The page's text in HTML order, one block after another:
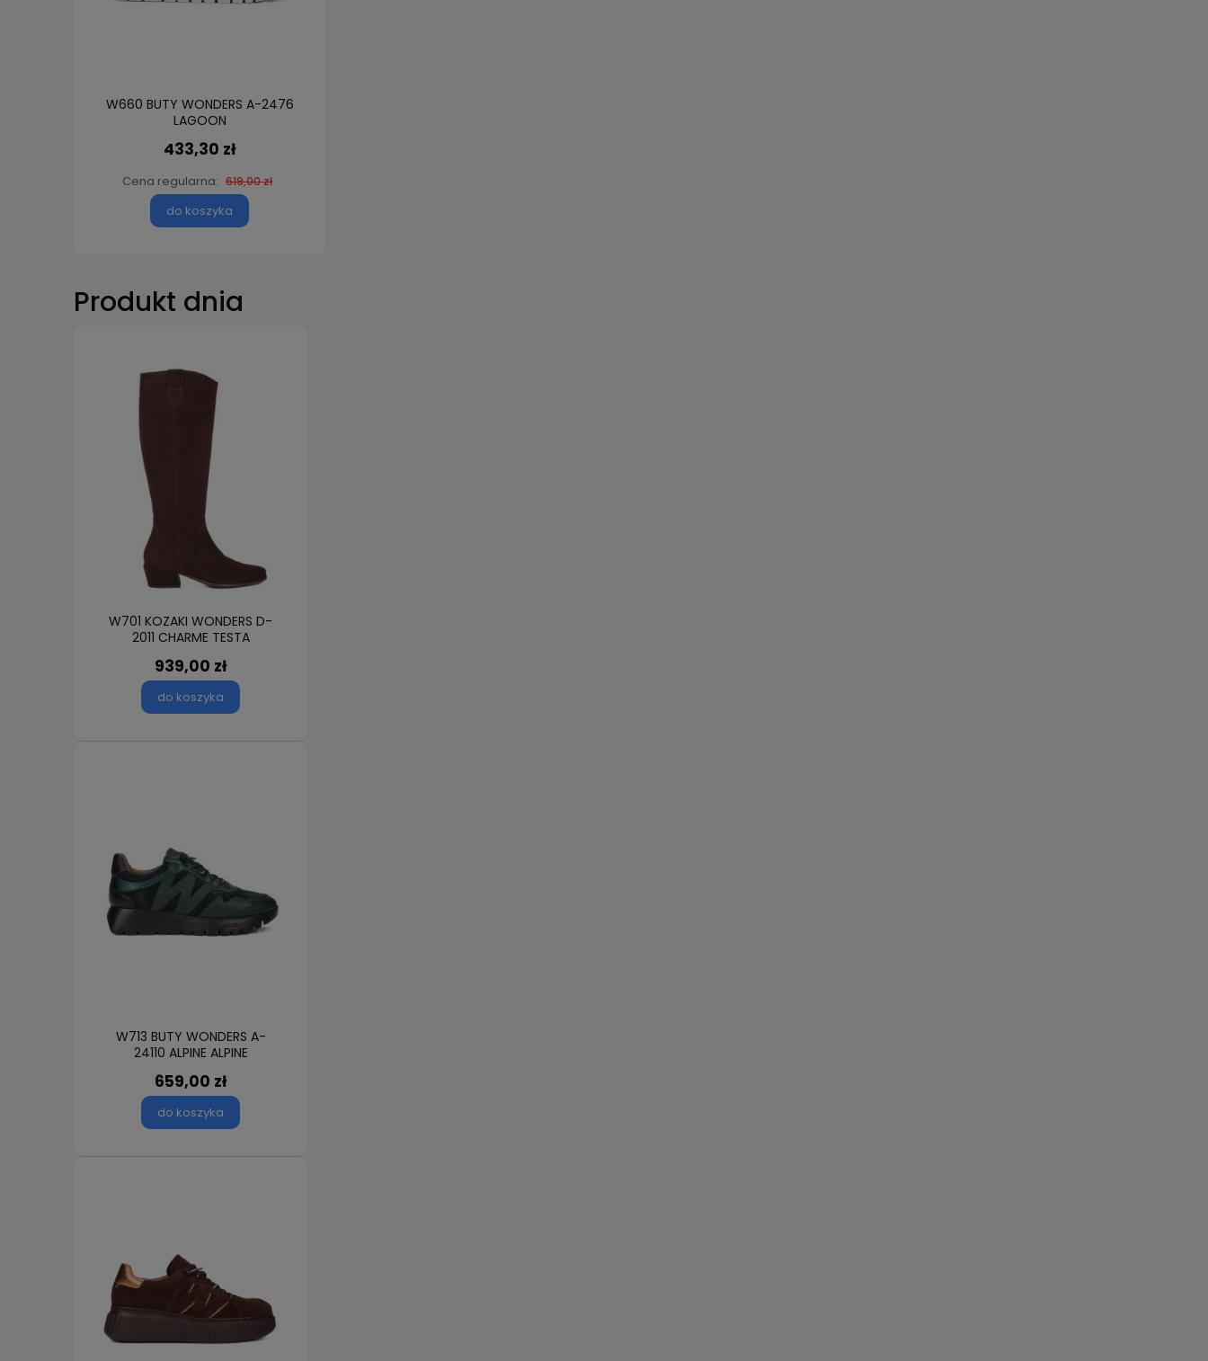
W660 BUTY WONDERS A-2476
LAGOON
433,30 zł
Cena regularna: 619,00 zł
do koszyka
Produkt dnia
W701 KOZAKI WONDERS D-
2011 CHARME TESTA
939,00 zł
do koszyka
W713 BUTY WONDERS A-
24110 ALPINE ALPINE
659,00 zł
do koszyka